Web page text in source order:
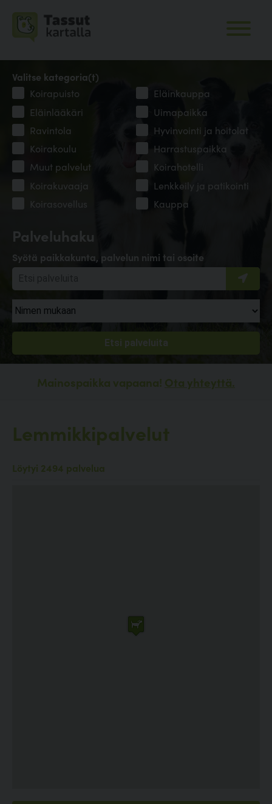
Palveluhaku
Syötä paikkakunta, palvelun nimi tai osoite
Valitse kategoria(t)
Koirapuisto
Eläinkauppa
Eläinlääkäri
Uimapaikka
Ravintola
Hyvinvointi ja hoitolat
Koirakoulu
Harrastuspaikka
Muut palvelut
Koirahotelli
Koirakuvaaja
Lenkkeily ja patikointi
Koirasovellus
Kauppa
Mainospaikka vapaana! Ota yhteyttä.
Lemmikkipalvelut
Löytyi 2494 palvelua